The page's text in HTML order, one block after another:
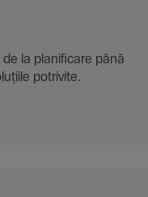
la plani­fi­care până
potri­vite.